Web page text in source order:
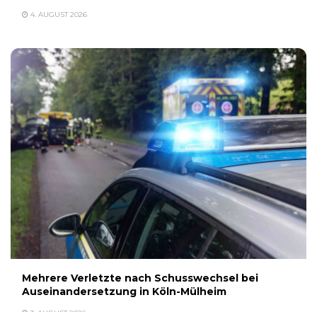
4. AUGUST 2026
Mehrere Verletzte nach Schusswechsel bei
Auseinandersetzung in Köln-Mülheim